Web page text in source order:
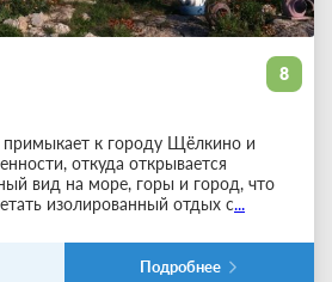
8
к городу Щёлкино и
откуда открывается
вид на море, горы и город, что
изолированный отдых с...
Подробнее